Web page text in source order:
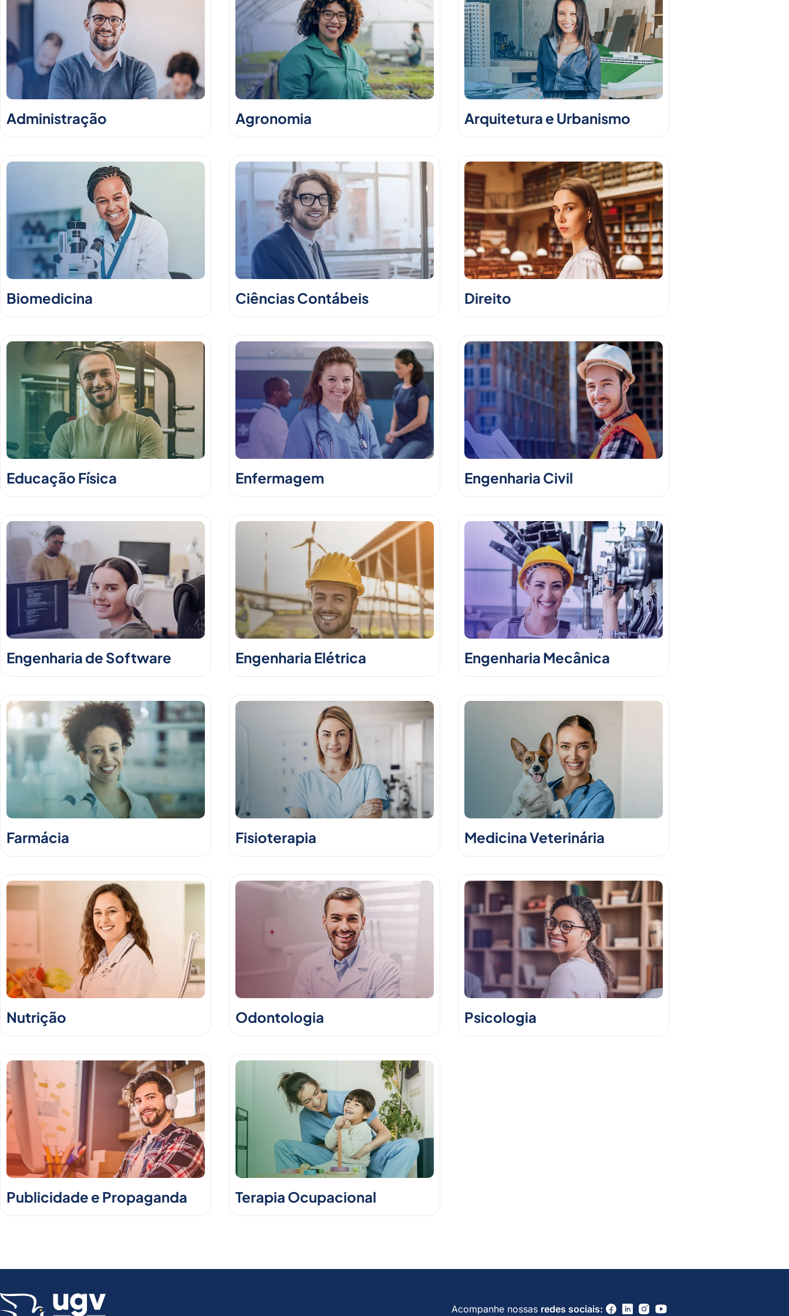
Administração Agronomia Arquitetura e Urbanismo
Biomedicina Ciências Contábeis Direito
Educação Física Enfermagem Engenharia Civil
Engenharia de Software Engenharia Elétrica Engenharia Mecânica
Farmácia Fisioterapia Medicina Veterinária
Nutrição Odontologia Psicologia
Publicidade e Propaganda Terapia Ocupacional
Acompanhe nossas redes sociais: